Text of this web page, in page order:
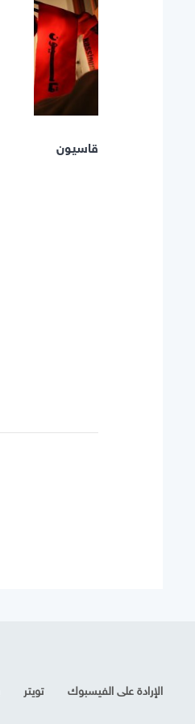
قاسيون
الإرادة على الفيسبوك تويتر